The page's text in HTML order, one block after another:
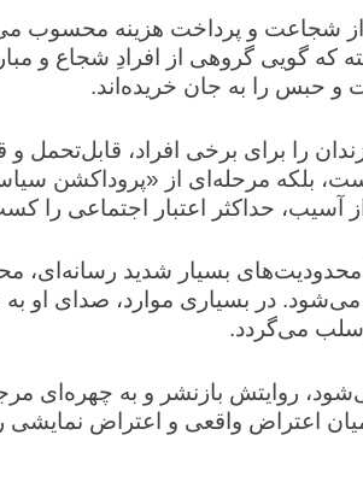
شجاعت و پرداخت هزینه محسوب
که گویی گروهی از افرادِ شجاع و
و حبس را به جان خریده‌اند.
را برای برخی افراد، قابل‌تحمل و
بلکه مرحله‌ای از «پروداکشن
آسیب، حداکثر اعتبار اجتماعی را
بسیار شدید رسانه‌ای،
در بسیاری موارد، صدای او به
سلب می‌گردد.
روایتش بازنشر و به چهره‌ای
اعتراض واقعی و اعتراض